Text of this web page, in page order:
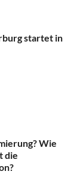
startet in
Wie
die